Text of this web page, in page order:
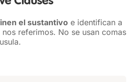
el sustantivo e identifican a
referimos. No se usan comas